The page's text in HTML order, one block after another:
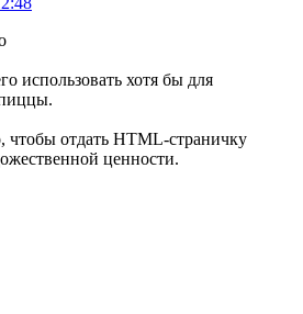
использовать хотя бы для
чтобы отдать HTML-страничку
ценности.